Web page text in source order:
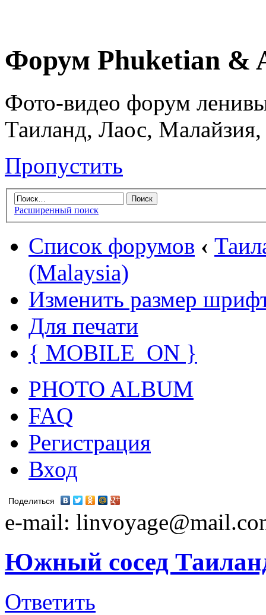
Форум Phuketian &
Фото-видео форум
Таиланд, Лаос,
Пропустить
Расширенный поиск
Список форумов ‹
(Malaysia)
Изменить размер
Для печати
{ MOBILE_ON }
PHOTO ALBUM
FAQ
Регистрация
Вход
Поделиться
e-mail:
Южный сосед
Ответить